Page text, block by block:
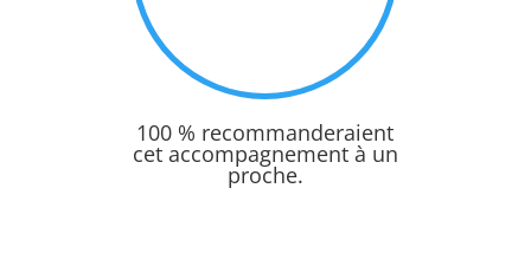
100 % recommanderaient
cet accompagnement à un
proche.